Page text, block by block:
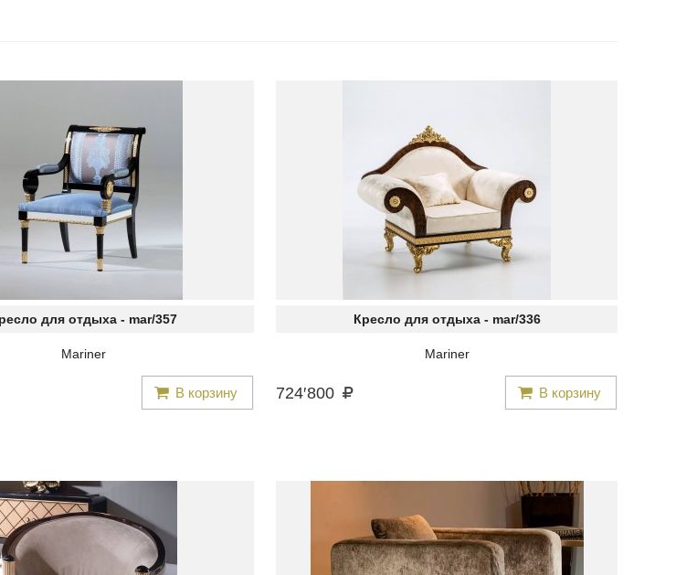
для отдыха - mar/357
Mariner
В корзину
Кресло для отдыха - mar/336
Mariner
724′800 В корзину